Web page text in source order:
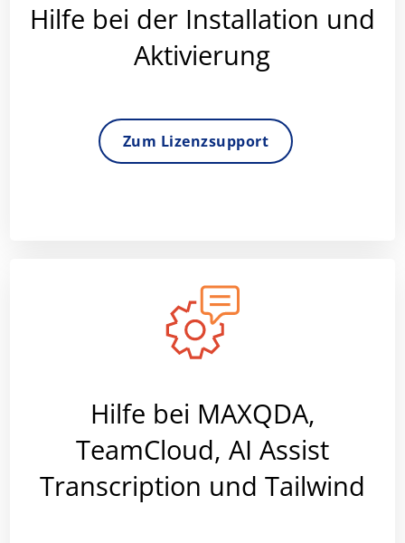
Hilfe bei der Installation und
Aktivierung
Zum Lizenzsupport
Hilfe bei MAXQDA,
TeamCloud, AI Assist
Transcription und Tailwind